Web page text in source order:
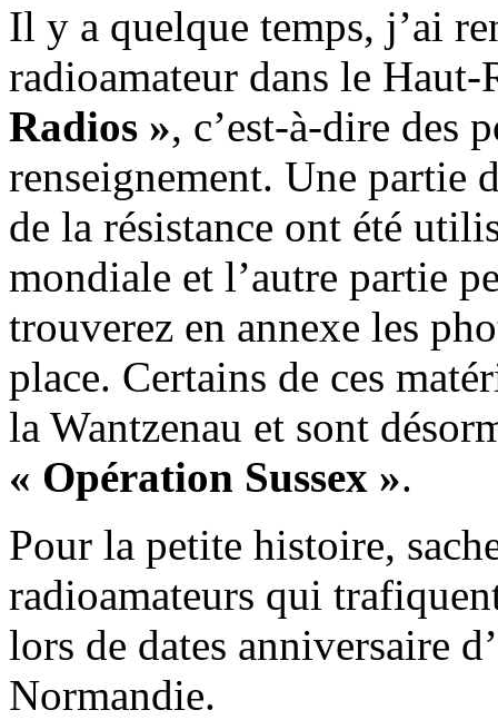
Il y a quelque temps, j’ai
radioamateur dans le
Radios », c’est-à-dire des
renseignement. Une partie
de la résistance ont été
mondiale et l’autre partie
trouverez en annexe les
place. Certains de ces
la Wantzenau et sont
« Opération Sussex ».
Pour la petite histoire,
radioamateurs qui
lors de dates anniversaire
Normandie.